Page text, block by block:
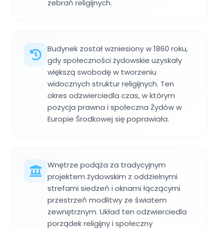
zebrań religijnych.
Budynek został wzniesiony w 1860 roku,
gdy społeczności żydowskie uzyskały
większą swobodę w tworzeniu
widocznych struktur religijnych. Ten
okres odzwierciedla czas, w którym
pozycja prawna i społeczna Żydów w
Europie Środkowej się poprawiała.
Wnętrze podąża za tradycyjnym
projektem żydowskim z oddzielnymi
strefami siedzeń i oknami łączącymi
przestrzeń modlitwy ze światem
zewnętrznym. Układ ten odzwierciedla
porządek religijny i społeczny